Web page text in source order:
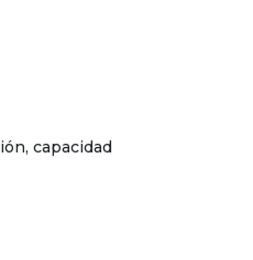
capacidad